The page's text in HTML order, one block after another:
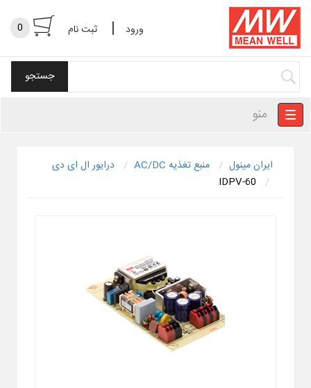
ورود | ثبت نام 0
منو
ایران مینول منبع تغذیه AC/DC
درایور ال ای دی
IDPV-60